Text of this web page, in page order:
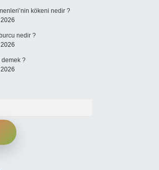
kökeni nedir ?
burcu nedir ?
demek ?